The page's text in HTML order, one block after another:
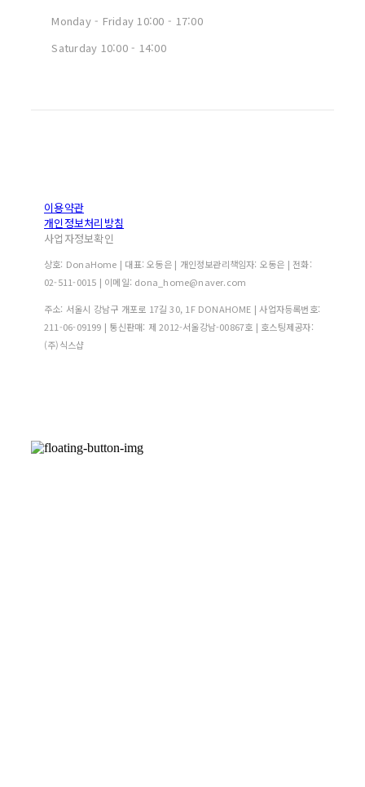
Monday - Friday 10:00 - 17:00
Saturday 10:00 - 14:00
이용약관
개인정보처리방침
사업자정보확인
상호: DonaHome | 대표: 오동은 | 개인정보관리책임자: 오동은 | 전화:
02-511-0015 | 이메일: dona_home@naver.com
주소: 서울시 강남구 개포로 17길 30, 1F DONAHOME | 사업자등록번호:
211-06-09199 | 통신판매: 제 2012-서울강남-00867호 | 호스팅제공자:
(주)식스샵